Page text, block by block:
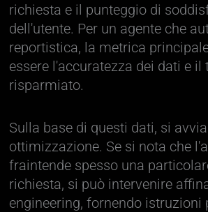
richiesta e il punteggio di
dell'utente. Per un agente che
reportistica, la metrica
essere l'accuratezza dei dati e il
risparmiato.
Sulla base di questi dati, si
ottimizzazione. Se si nota che
fraintende spesso una
richiesta, si può intervenire
engineering, fornendo istruzioni